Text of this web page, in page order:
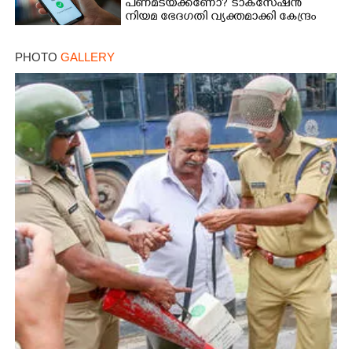
പണമടയ്‌ക്കണോ?​ ടാക്‌സേഷൻ
നിയമ ഭേദഗതി വ്യക്തമാക്കി കേന്ദ്രം
PHOTO GALLERY